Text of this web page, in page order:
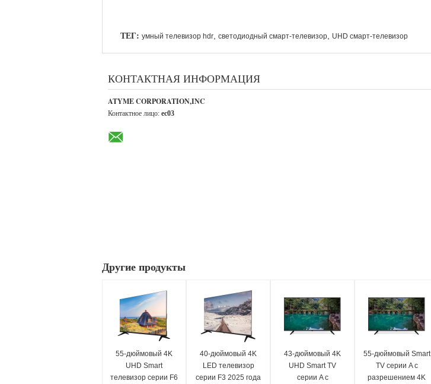
ТЕГ: умный телевизор hdr светодиодный смарт-телевизор UHD смарт-телевизор
КОНТАКТНАЯ ИНФОРМАЦИЯ
ATYME CORPORATION,INC
Контактное лицо: ec03
Другие продукты
55-дюймовый 4K
UHD Smart
телевизор серии F6
40-дюймовый 4K
LED телевизор
серии F3 2025 года
43-дюймовый 4K
UHD Smart TV
серии A с
55-дюймовый Smart
TV серии A с
разрешением 4K